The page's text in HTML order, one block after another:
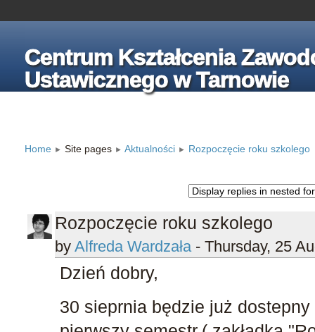
Centrum Kształcenia
Ustawicznego w Tarnowie
Home ► Site pages ► Aktualności ► Rozpoczęcie roku szkolego
Rozpoczęcie roku szkolego
by Alfreda Wardzała- Thursday, 25
Dzień dobry,
30 sieprnia będzie już